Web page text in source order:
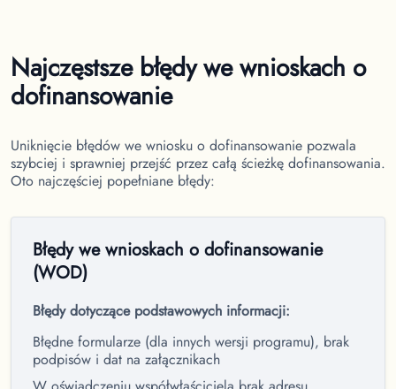
Najczęstsze błędy we wnioskach o
dofinansowanie
Uniknięcie błędów we wniosku o dofinansowanie pozwala
szybciej i sprawniej przejść przez całą ścieżkę dofinansowania.
Oto najczęściej popełniane błędy:
Błędy we wnioskach o dofinansowanie
(WOD)
Błędy dotyczące podstawowych informacji:
Błędne formularze (dla innych wersji programu), brak
podpisów i dat na załącznikach